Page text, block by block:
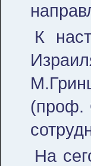
К
(проф.
На